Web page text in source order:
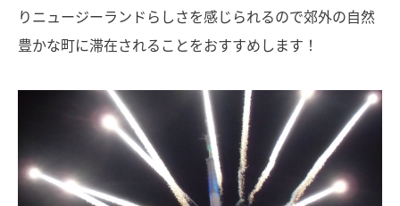
りニュージーランドらしさを感じられるので郊外の自然
豊かな町に滞在されることをおすすめします！